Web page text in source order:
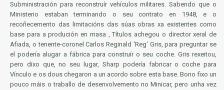
Subministración para reconstruír vehículos militares. Sabendo que o
Ministerio estaban terminando o seu contrato en 1948, e o
recoñecemento das limitacións das súas obras xa existentes como
base para a produción en masa , Títulos achegou o director xeral de
Afiada, o tenente-coronel Carlos Reginald 'Reg' Gris, para preguntar se
el podería alugar a fábrica para construír o seu coche. Gris rexeitou,
pero dixo que, no seu lugar, Sharp podería fabricar o coche para
Vínculo e os dous chegaron a un acordo sobre esta base. Bono fixo un
pouco máis o traballo de desenvolvemento no Minicar, pero unha vez